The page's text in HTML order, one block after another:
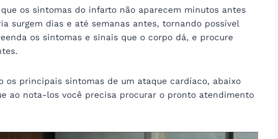
os sintomas do infarto não aparecem minutos antes
surgem dias e até semanas antes, tornando possível
os sintomas e sinais que o corpo dá, e procure
os principais sintomas de um ataque cardíaco, abaixo
ao nota-los você precisa procurar o pronto atendimento